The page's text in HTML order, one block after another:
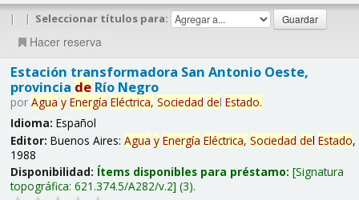
| | Seleccionar títulos para:
Hacer reserva
Estación transformadora San Antonio Oeste,
provincia deRío Negro
por Agua y Energía Eléctrica, Sociedad del Estado.
Idioma: Español
Editor: Buenos Aires: Agua y Energía Eléctrica, Sociedad del Estado,
1988
Disponibilidad: Ítems disponibles para préstamo: Signatura
topográfica: 621.374.5/A282/v.2 (3).